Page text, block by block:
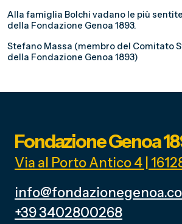
Alla famiglia Bolchi vadano le più
della Fondazione Genoa 1893.
Stefano Massa (membro del Comitato
della Fondazione Genoa 1893)
Fondazione Genoa
Via al Porto Antico 4 |
+39 3402800268